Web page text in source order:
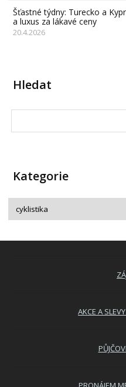
Šťastné týdny: Turecko a
a luxus za lákavé ceny
20.4.2026
Hledat
Kategorie
AKCE A